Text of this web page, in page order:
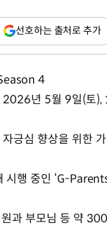
선호하는 출처로 추가(새
4
2026년 5월 9일(토),
긍심 향상을 위한
행 중인 ‘G-
과 부모님 등 약